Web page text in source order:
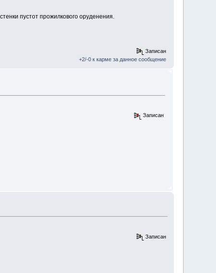
пустот прожилкового оруденения.
Записан
+2/-0 к карме за данное сообщение
Записан
Записан